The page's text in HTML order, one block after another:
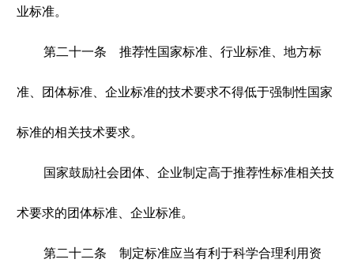
业标准。
第二十一条 推荐性国家标准、行业标准、地方标
准、团体标准、企业标准的技术要求不得低于强制性国家
标准的相关技术要求。
国家鼓励社会团体、企业制定高于推荐性标准相关技
术要求的团体标准、企业标准。
第二十二条 制定标准应当有利于科学合理利用资